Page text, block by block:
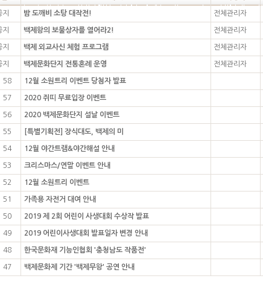
지 밤 도깨비 소탕 대작전! 전체관리자
지 백제왕의 보물상자를 열어라2! 전체관리자
지 백제 외교사신 체험 프로그램 전체관리자
지 백제문화단지 전통혼례 운영 전체관리자
58 12월 소원트리 이벤트 당첨자 발표
57 2020 쥐띠 무료입장 이벤트
56 2020 백제문화단지 설날 이벤트
55 [특별기획전] 장식대도, 백제의 미
54 12월 야간트램&야간해설 안내
53 크리스마스/연말 이벤트 안내
52 12월 소원트리 이벤트
51 가족용 자전거 대여 안내
50 2019 제 2회 어린이 사생대회 수상작 발표
49 2019 어린이사생대회 발표일자 변경 안내
48 한국문화재 기능인협회 '충청남도 작품전'
47 백제문화제 기간 '백제무왕' 공연 안내